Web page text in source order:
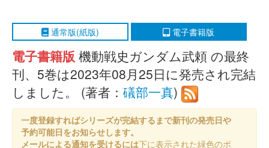
通常版(紙版) 電子書籍版
電子書籍版 機動戦史ガンダム武頼 の最終
刊、5巻は2023年08月25日に発売され完結
しました。 (著者： 礒部一真)
一度登録すればシリーズが完結するまで新刊の発売日や
予約可能日をお知らせします。
メールによる通知を受けるには下に表示された緑色のボ